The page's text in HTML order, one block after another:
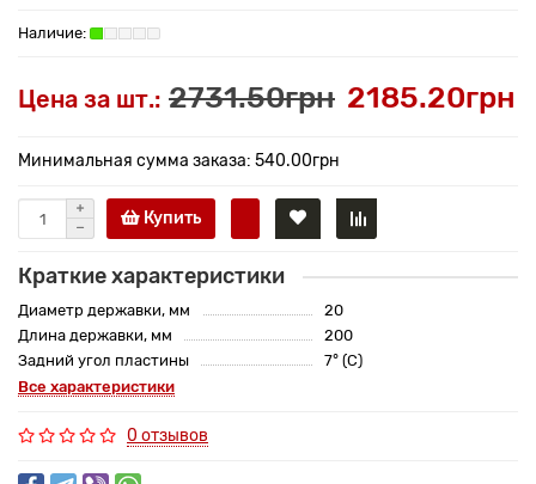
Цена за шт.: 2731.50грн 2185.20грн
Минимальная сумма заказа: 540.00грн
Купить
Краткие характеристики
Диаметр державки, мм
20
Длина державки, мм
200
Задний угол пластины
7° (C)
Все характеристики
0 отзывов